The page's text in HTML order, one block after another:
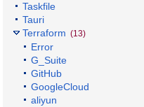
Taskfile
Tauri
Terraform (13)
Error
G_Suite
GitHub
GoogleCloud
aliyun